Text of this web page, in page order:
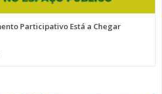
Participativo Está a Chegar